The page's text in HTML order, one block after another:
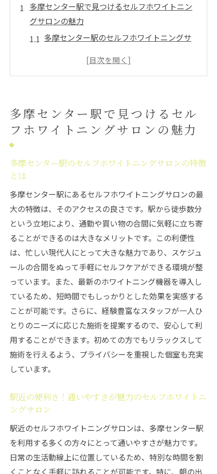
多摩センター駅で見つけるセルフホワイトニン
グサロンの魅力
多摩センター駅のセルフホワイトニングサ
駅近の便利さ！通いやすさが魅力のセルフ
最新設備で安心のセルフホワイトニング体
験
グ
グサロン
通勤の合間にセルフホワイトニングサロンで歯
を美しく
通勤時間を有効活用！セルフホワイトニン
グで美しい歯に
忙しい朝でも安心、短時間で済むセルフホ
ワイトニング
セルフホワイトニングが日常の一部に
多摩センター駅周辺のセルフホワイトニン
グサロンの利用方法
通勤途中に立ち寄れる利便性
セルフホワイトニングで毎朝の笑顔を輝か
短時間で叶える！多摩センター駅のセルフホワ
イトニングサロン
わずか30分で完了！セルフホワイトニング
の施術時間
短時間で効果を実感できる理由
多摩センター駅で見つけるセル
フホワイトニングサロンの魅力
多摩センター駅のセルフホワイトニングサロンの特徴
とは
多摩センター駅にあるセルフホワイトニングサロンの最
大の特徴は、そのアクセスの良さです。駅から徒歩数分
という立地により、通勤や買い物の合間に気軽に立ち寄
ることができるのは大きなメリットです。この利便性
は、忙しい現代人にとって大きな魅力であり、スケジュ
ールの合間をぬって手軽にセルフケアができる環境が整
っています。また、最新のホワイトニング機器を導入し
ているため、短時間でもしっかりとした効果を実感する
ことが可能です。さらに、経験豊富なスタッフが一人ひ
とりのニーズに応じた施術を提案するので、安心して利
用することができます。初めての方でもリラックスして
施術を行えるよう、プライバシーを重視した個室も充実
しています。
駅近の便利さ！通いやすさが魅力のセルフホワイトニ
ングサロン
駅近のセルフホワイトニングサロンは、多摩センター駅
を利用する多くの方々にとって通いやすさが魅力です。
日常の生活動線上に位置しているため、特別な時間を割
くことなく手軽に訪れることが可能です。特に、朝の出